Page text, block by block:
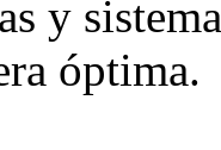
y
óptima.